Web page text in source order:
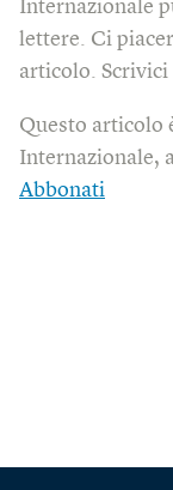
Internazionale
lettere. Ci
articolo. Scrivici
Questo articolo
Internazionale,
Abbonati